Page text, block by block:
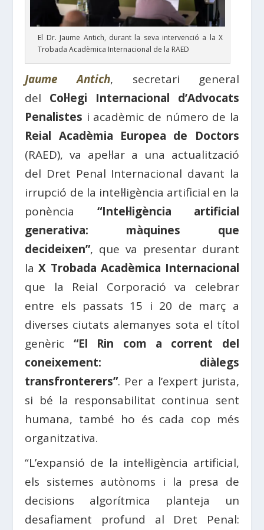
El Dr. Jaume Antich, durant la seva intervenció a la X
Trobada Acadèmica Internacional de la RAED
Jaume Antich, secretari general
del Col·legi Internacional d’Advocats
Penalistes i acadèmic de número de la
Reial Acadèmia Europea de Doctors
(RAED), va apel·lar a una actualització
del Dret Penal Internacional davant la
irrupció de la intel·ligència artificial en la
ponència “Intel·ligència artificial
generativa: màquines que
decideixen”, que va presentar durant
la X Trobada Acadèmica Internacional
que la Reial Corporació va celebrar
entre els passats 15 i 20 de març a
diverses ciutats alemanyes sota el títol
genèric “El Rin com a corrent del
coneixement: diàlegs
transfronterers”. Per a l’expert jurista,
si bé la responsabilitat continua sent
humana, també ho és cada cop més
organitzativa.
“L’expansió de la intel·ligència artificial,
els sistemes autònoms i la presa de
decisions algorítmica planteja un
desafiament profund al Dret Penal: